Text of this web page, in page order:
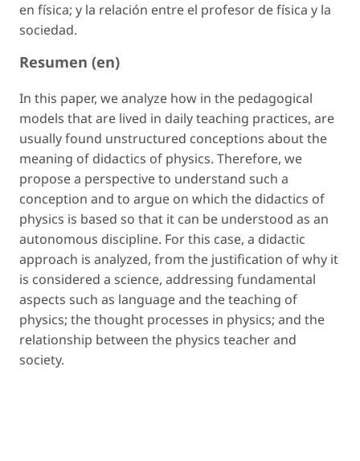
en física; y la relación entre el profesor de física y la
sociedad.
Resumen (en)
In this paper, we analyze how in the pedagogical
models that are lived in daily teaching practices, are
usually found unstructured conceptions about the
meaning of didactics of physics. Therefore, we
propose a perspective to understand such a
conception and to argue on which the didactics of
physics is based so that it can be understood as an
autonomous discipline. For this case, a didactic
approach is analyzed, from the justification of why it
is considered a science, addressing fundamental
aspects such as language and the teaching of
physics; the thought processes in physics; and the
relationship between the physics teacher and
society.